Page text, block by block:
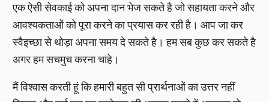
एक ऐसी सेवकाई को अपना दान भेज सकते है जो सहायता करने और
आवश्यकताओं को पूरा करने का प्रयास कर रही है। आप जा कर
स्वैइच्छा से थोड़ा अपना समय दे सकते है। हम सब कुछ कर सकते है
अगर हम सचमुच करना चाहे।
मैं विश्वास करती हूं कि हमारी बहुत सी प्रार्थनाओं का उत्तर नहीं